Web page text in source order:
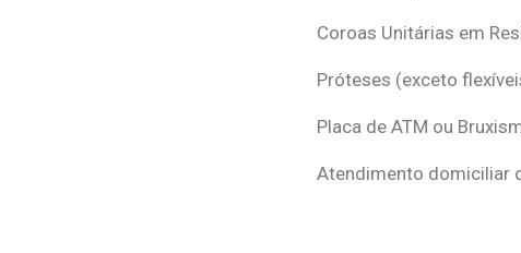
Coroas Unitárias em
Próteses (exceto
Placa de ATM ou
Atendimento domiciliar